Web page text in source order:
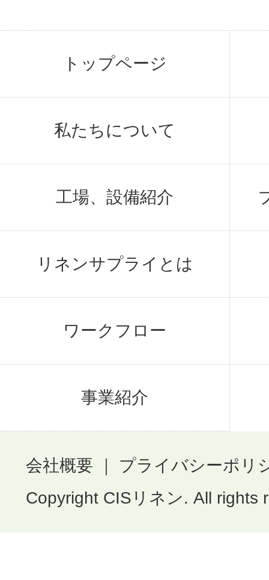
トップページ
私たちについて
工場、設備紹介
リネンサプライとは
ワークフロー
事業紹介
会社概要
プライバシーポリ
Copyright CISリネン. All rights